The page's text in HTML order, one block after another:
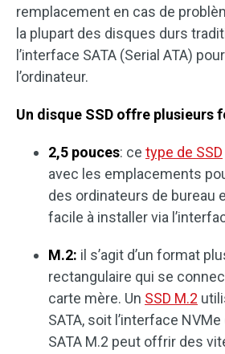
remplacement en cas de
la plupart des disques durs
l’interface SATA (Serial ATA)
l’ordinateur.
Un disque SSD offre plusieurs
2,5 pouces: ce type de SSD
avec les emplacements
des ordinateurs de bureau
facile à installer via
M.2: il s’agit d’un format
rectangulaire qui se
carte mère. Un SSD M.2
SATA, soit l’interface NVMe
SATA M.2 peut offrir des